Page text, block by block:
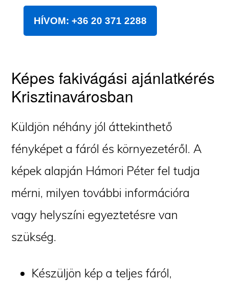
HÍVOM: +36 20 371 2288
Képes fakivágási ajánlatkérés
Krisztinavárosban
Küldjön néhány jól áttekinthető
fényképet a fáról és környezetéről. A
képek alapján Hámori Péter fel tudja
mérni, milyen további információra
vagy helyszíni egyeztetésre van
szükség.
Készüljön kép a teljes fáról,